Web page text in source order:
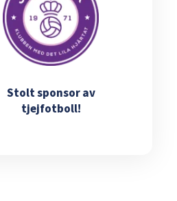
Stolt sponsor av
tjejfotboll!